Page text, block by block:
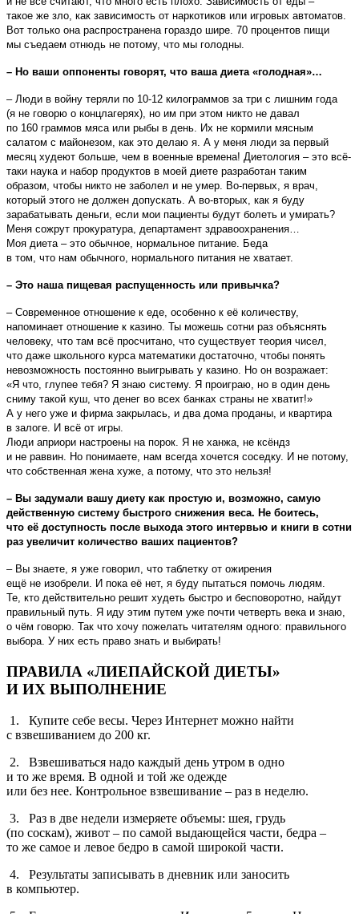
такое же зло, как зависимость от наркотиков или игровых автоматов.
Вот только она распространена гораздо шире. 70 процентов пищи
мы съедаем отнюдь не потому, что мы голодны.
– Но ваши оппоненты говорят, что ваша диета «голодная»…
– Люди в войну теряли по 10-12 килограммов за три с лишним года
(я не говорю о концлагерях), но им при этом никто не давал
по 160 граммов мяса или рыбы в день. Их не кормили мясным
салатом с майонезом, как это делаю я. А у меня люди за первый
месяц худеют больше, чем в военные времена! Диетология – это всё-
таки наука и набор продуктов в моей диете разработан таким
образом, чтобы никто не заболел и не умер. Во-первых, я врач,
который этого не должен допускать. А во-вторых, как я буду
зарабатывать деньги, если мои пациенты будут болеть и умирать?
Меня сожрут прокуратура, департамент здравоохранения…
Моя диета – это обычное, нормальное питание. Беда
в том, что нам обычного, нормального питания не хватает.
– Это наша пищевая распущенность или привычка?
– Современное отношение к еде, особенно к её количеству,
напоминает отношение к казино. Ты можешь сотни раз объяснять
человеку, что там всё просчитано, что существует теория чисел,
что даже школьного курса математики достаточно, чтобы понять
невозможность постоянно выигрывать у казино. Но он возражает:
«Я что, глупее тебя? Я знаю систему. Я проиграю, но в один день
сниму такой куш, что денег во всех банках страны не хватит!»
А у него уже и фирма закрылась, и два дома проданы, и квартира
в залоге. И всё от игры.
Люди априори настроены на порок. Я не ханжа, не ксёндз
и не раввин. Но понимаете, нам всегда хочется соседку. И не потому,
что собственная жена хуже, а потому, что это нельзя!
– Вы задумали вашу диету как простую и, возможно, самую
действенную систему быстрого снижения веса. Не боитесь,
что её доступность после выхода этого интервью и книги в сотни
раз увеличит количество ваших пациентов?
– Вы знаете, я уже говорил, что таблетку от ожирения
ещё не изобрели. И пока её нет, я буду пытаться помочь людям.
Те, кто действительно решит худеть быстро и бесповоротно, найдут
правильный путь. Я иду этим путем уже почти четверть века и знаю,
о чём говорю. Так что хочу пожелать читателям одного: правильного
выбора. У них есть право знать и выбирать!
ПРАВИЛА «ЛИЕПАЙСКОЙ ДИЕТЫ»
И ИХ ВЫПОЛНЕНИЕ
1. Купите себе весы. Через Интернет можно найти
с взвешиванием до 200 кг.
2. Взвешиваться надо каждый день утром в одно
и то же время. В одной и той же одежде
или без нее. Контрольное взвешивание – раз в неделю.
3. Раз в две недели измеряете объемы: шея, грудь
(по соскам), живот – по самой выдающейся части, бедра –
то же самое и левое бедро в самой широкой части.
4. Результаты записывать в дневник или заносить
в компьютер.